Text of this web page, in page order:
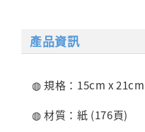
產品資訊
◍ 規格：15cm x
◍ 材質：紙 (176頁)